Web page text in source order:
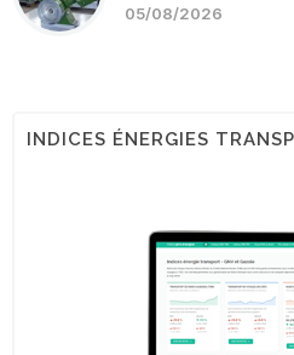
05/08/2026
INDICES ÉNERGIES